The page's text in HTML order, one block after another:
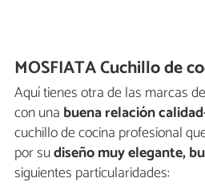
MOSFIATA Cuchillo de
Aquí tienes otra de las marcas
con una buena relación
cuchillo de cocina profesional
por sudiseño muy elegante,
siguientes particularidades: